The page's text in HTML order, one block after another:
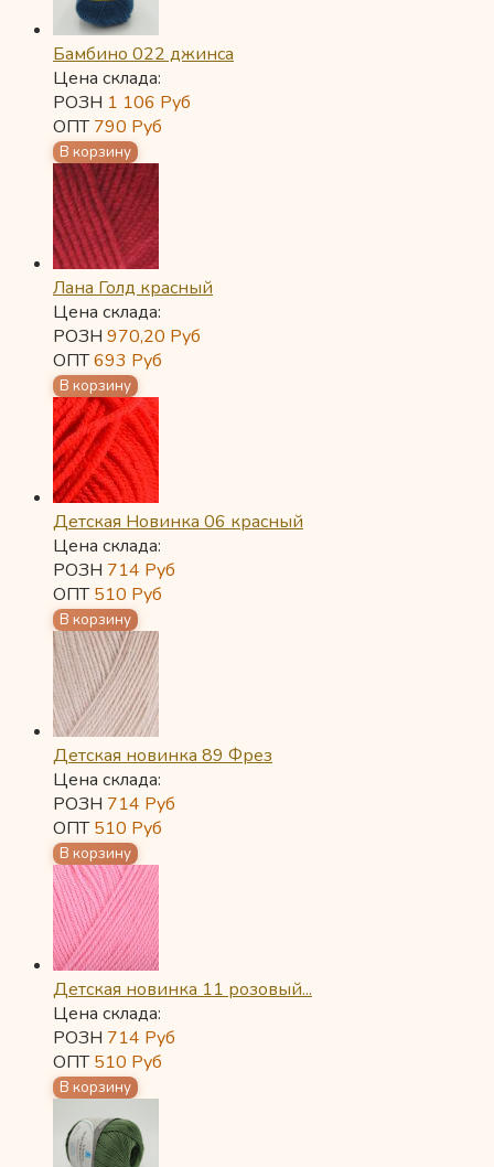
Бамбино 022 джинса
Цена склада:
РОЗН 1 106 Руб
ОПТ790 Руб
Лана Голд красный
Цена склада:
РОЗН 970,20 Руб
ОПТ693 Руб
Детская Новинка 06 красный
Цена склада:
РОЗН 714 Руб
ОПТ510 Руб
Детская новинка 89 Фрез
Цена склада:
РОЗН 714 Руб
ОПТ510 Руб
Детская новинка 11 розовый...
Цена склада:
РОЗН 714 Руб
ОПТ510 Руб